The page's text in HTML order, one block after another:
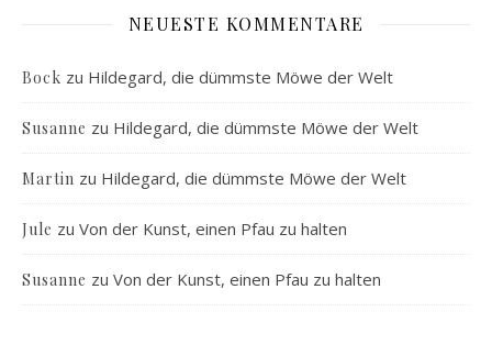
NEUESTE KOMMENTARE
Bock zu Hildegard, die dümmste Möwe der Welt
Susanne zu Hildegard, die dümmste Möwe der Welt
Martin zu Hildegard, die dümmste Möwe der Welt
Jule zu Von der Kunst, einen Pfau zu halten
Susanne zu Von der Kunst, einen Pfau zu halten